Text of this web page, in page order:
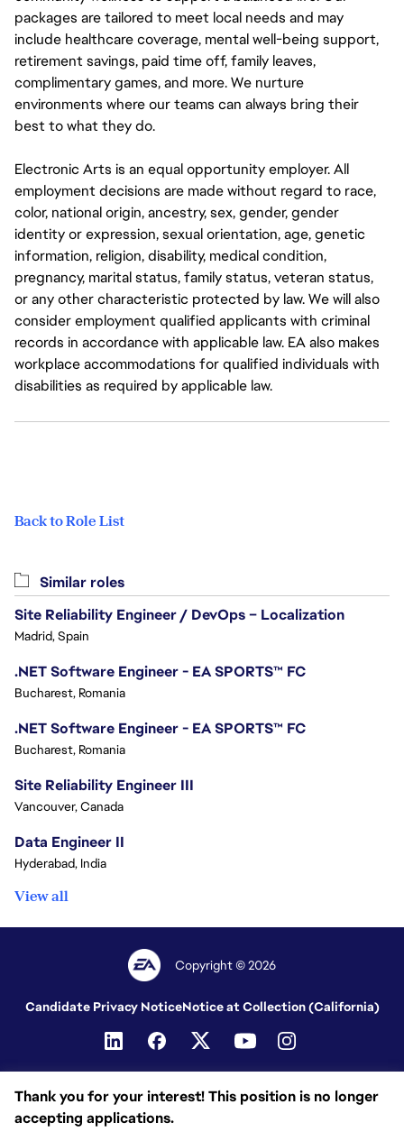
packages are tailored to meet local needs and may
include healthcare coverage, mental well-being support,
retirement savings, paid time off, family leaves,
complimentary games, and more. We nurture
environments where our teams can always bring their
best to what they do.
Electronic Arts is an equal opportunity employer. All
employment decisions are made without regard to race,
color, national origin, ancestry, sex, gender, gender
identity or expression, sexual orientation, age, genetic
information, religion, disability, medical condition,
pregnancy, marital status, family status, veteran status,
or any other characteristic protected by law. We will also
consider employment qualified applicants with criminal
records in accordance with applicable law. EA also makes
workplace accommodations for qualified individuals with
disabilities as required by applicable law.
Back to Role List
Thank you for your interest! This position is no longer
accepting applications.
Similar roles
Site Reliability Engineer / DevOps – Localization
Madrid, Spain
.NET Software Engineer - EA SPORTS™ FC
Bucharest, Romania
.NET Software Engineer - EA SPORTS™ FC
Bucharest, Romania
Site Reliability Engineer III
Vancouver, Canada
Data Engineer II
Hyderabad, India
View all
Copyright © 2026
Candidate Privacy NoticeNotice at Collection (California)